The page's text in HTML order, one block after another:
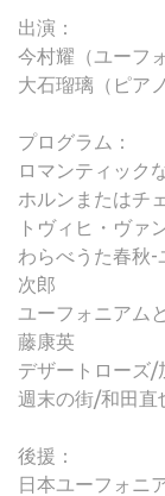
出演：
今村耀（ユーフ
大石瑠璃（ピアノ
プログラム：
ロマンティック
ホルンまたはチ
トヴィヒ・ヴァ
わらべうた春秋
次郎
ユーフォニアム
藤康英
デザートローズ/
週末の街/和田直
後援：
日本ユーフォニ